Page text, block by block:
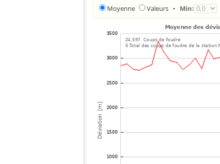
Moyenne Valeurs • Min: